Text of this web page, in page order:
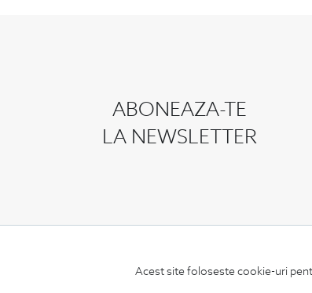
Acest site foloseste cookie-uri
ABONEAZA-TE
LA NEWSLETTER
Termeni si conditii